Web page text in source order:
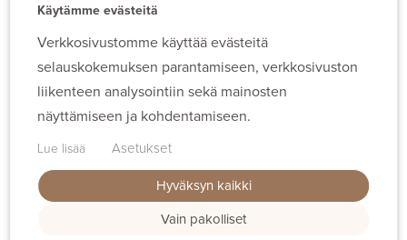
Käytämme evästeitä
Verkkosivustomme käyttää evästeitä
selauskokemuksen parantamiseen, verkkosivuston
liikenteen analysointiin sekä mainosten
näyttämiseen ja kohdentamiseen.
Lue lisää Asetukset
Vain pakolliset
Hyväksyn kaikki